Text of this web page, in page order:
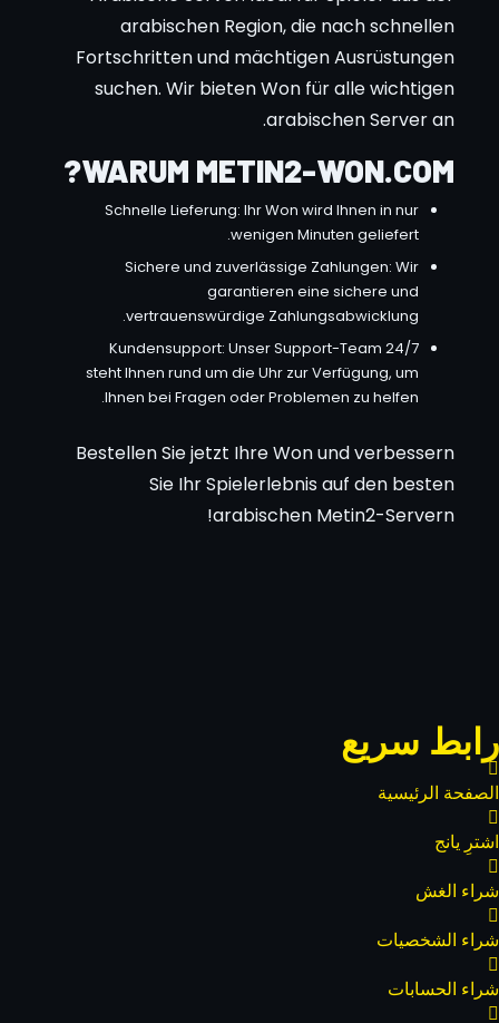
arabischen Region, die nach schnellen
Fortschritten und mächtigen Ausrüstungen
suchen. Wir bieten Won für alle wichtigen
arabischen Server an.
WARUM METIN2-WON.COM?
Schnelle Lieferung: Ihr Won wird Ihnen in nur
wenigen Minuten geliefert.
Sichere und zuverlässige Zahlungen: Wir
garantieren eine sichere und
vertrauenswürdige Zahlungsabwicklung.
24/7 Kundensupport: Unser Support-Team
steht Ihnen rund um die Uhr zur Verfügung, um
Ihnen bei Fragen oder Problemen zu helfen.
Bestellen Sie jetzt Ihre Won und verbessern
Sie Ihr Spielerlebnis auf den besten
arabischen Metin2-Servern!
رابط سريع
الصفحة الرئيسية
اشترِ يانج
شراء الغش
شراء الشخصيات
شراء الحسابات